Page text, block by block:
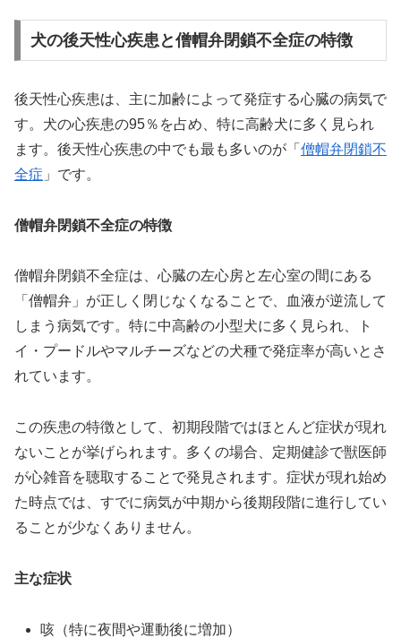
犬の後天性心疾患と僧帽弁閉鎖不全症の特徴
後天性心疾患は、主に加齢によって発症する心臓の病気で
す。犬の心疾患の95％を占め、特に高齢犬に多く見られ
ます。後天性心疾患の中でも最も多いのが「 僧帽弁閉鎖不
全症 」です。
僧帽弁閉鎖不全症の特徴
僧帽弁閉鎖不全症は、心臓の左心房と左心室の間にある
「僧帽弁」が正しく閉じなくなることで、血液が逆流して
しまう病気です。特に中高齢の小型犬に多く見られ、ト
イ・プードルやマルチーズなどの犬種で発症率が高いとさ
れています。
この疾患の特徴として、初期段階ではほとんど症状が現れ
ないことが挙げられます。多くの場合、定期健診で獣医師
が心雑音を聴取することで発見されます。症状が現れ始め
た時点では、すでに病気が中期から後期段階に進行してい
ることが少なくありません。
主な症状
咳（特に夜間や運動後に増加）